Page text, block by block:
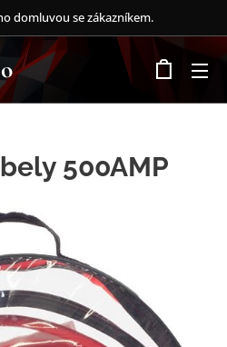
domluvou se zákazníkem.
500AMP